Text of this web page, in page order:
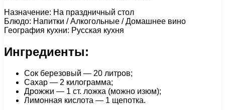
Назначение: На праздничный стол
Блюдо: Напитки / Алкогольные / Домашнее вино
География кухни: Русская кухня
Ингредиенты:
Сок березовый — 20 литров;
Сахар — 2 килограмма;
Дрожжи — 1 cт. ложка (можно изюм);
Лимонная кислота — 1 щепотка.